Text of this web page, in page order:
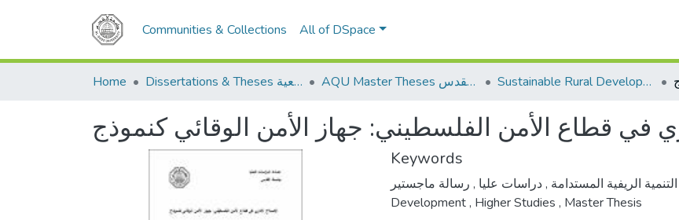
Communities & Collections All of DSpace
Home Dissertations & Theses الرسائل الجامعية AQU Master Theses الرسائل الجامعية الخاصة بجامعة القدس Sustainable Rural Development التنمية الريفية المستدامة
في قطاع الأمن الفلسطيني: جهاز الأمن الوقائي كنموذج
Keywords
التنمية الريفية المستدامة ,دراسات عليا ,
Development, Higher Studies , Master Thesis